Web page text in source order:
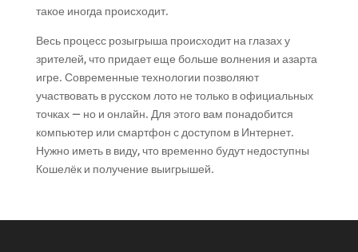
такое иногда происходит.
Весь процесс розыгрыша происходит на глазах у
зрителей, что придает еще больше волнения и азарта
игре. Современные технологии позволяют
участвовать в русском лото не только в официальных
точках — но и онлайн. Для этого вам понадобится
компьютер или смартфон с доступом в Интернет.
Нужно иметь в виду, что временно будут недоступны
Кошелёк и получение выигрышей.